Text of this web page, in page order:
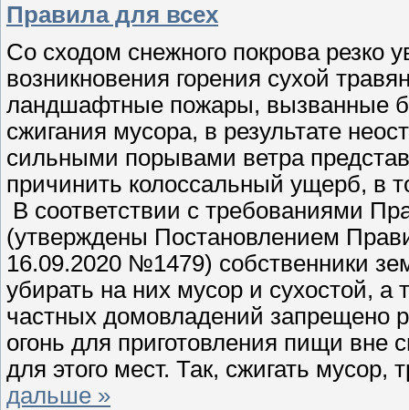
Правила для всех
Со сходом снежного покрова резко
возникновения горения сухой
ландшафтные пожары, вызванные
сжигания мусора, в результате
сильными порывами ветра
причинить колоссальный ущерб, в
В соответствии с требованиями
(утверждены Постановлением
16.09.2020 №1479) собственники
убирать на них мусор и сухостой, а
частных домовладений запрещено
огонь для приготовления пищи вне
для этого мест. Так, сжигать
дальше »